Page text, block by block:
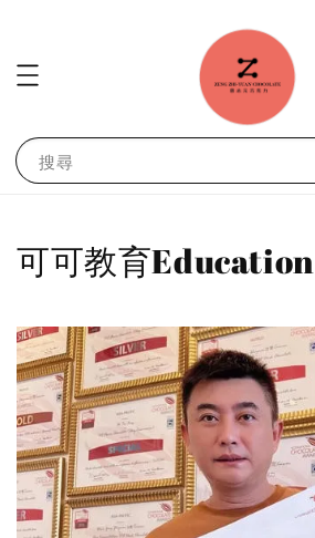
搜尋
可可教育Education